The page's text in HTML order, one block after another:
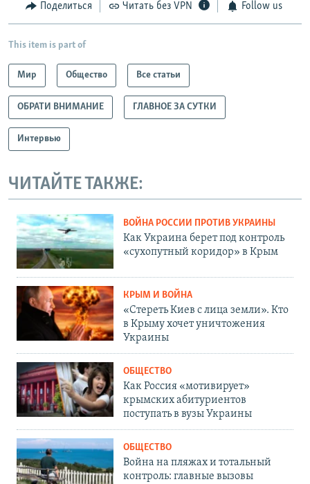
Поделиться Читать без VPN Follow us
This item is part of
Мир Общество Все статьи
ОБРАТИ ВНИМАНИЕ ГЛАВНОЕ ЗА СУТКИ
Интервью
ЧИТАЙТЕ ТАКЖЕ:
ВОЙНА РОССИИ ПРОТИВ УКРАИНЫ
Как Украина берет под контроль
«сухопутный коридор» в Крым
КРЫМ И ВОЙНА
«Стереть Киев с лица земли». Кто
в Крыму хочет уничтожения
Украины
ОБЩЕСТВО
Как Россия «мотивирует»
крымских абитуриентов
поступать в вузы Украины
ОБЩЕСТВО
Война на пляжах и тотальный
контроль: главные вызовы